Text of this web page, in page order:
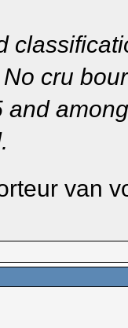
cru
and
van